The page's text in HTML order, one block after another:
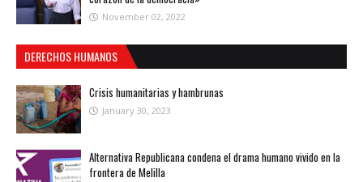
November 02, 2022
DERECHOS HUMANOS
Crisis humanitarias y hambrunas
January 30, 2023
Alternativa Republicana condena el drama humano vivido en la
frontera de Melilla